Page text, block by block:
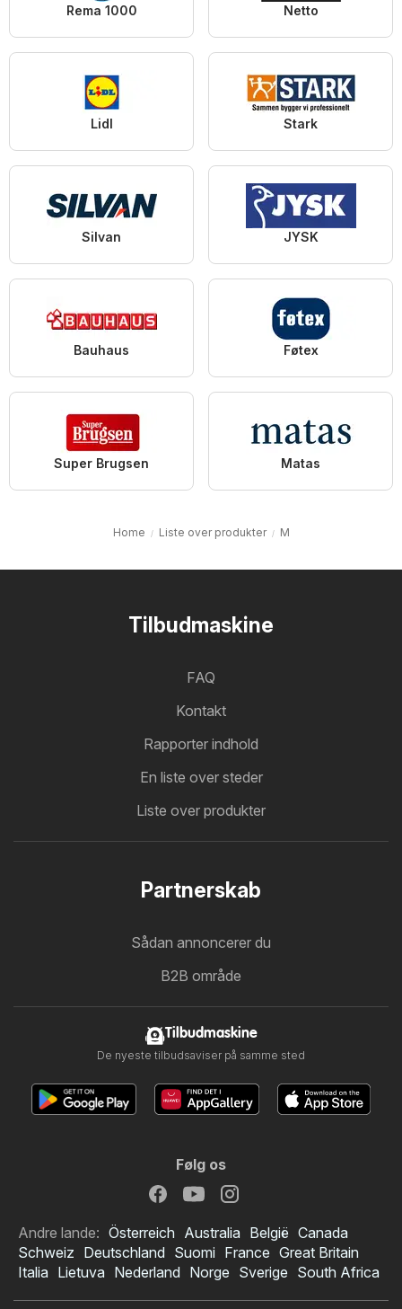
Rema 1000 Netto
Lidl Stark
Silvan JYSK
Bauhaus Føtex
Super Brugsen Matas
Home Liste over produkter M
Tilbudmaskine
FAQ
Kontakt
Rapporter indhold
En liste over steder
Liste over produkter
Partnerskab
Sådan annoncerer du
B2B område
Tilbudmaskine
De nyeste tilbudsaviser på samme sted
Følg os
Andre lande: Österreich Australia België Canada
Schweiz Deutschland Suomi France Great Britain
Italia Lietuva Nederland Norge Sverige South Africa